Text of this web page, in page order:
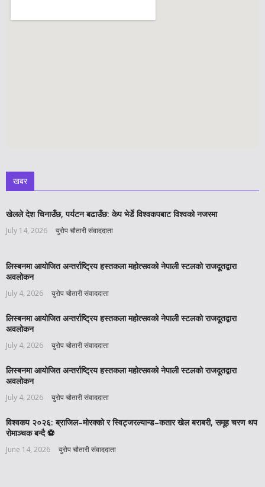
खबर
खेलले देश चिनाउँछ, पर्यटन बढाउँछ: केप भेर्डे विश्वकपबाट विश्वको नजरमा
July 14, 2026 युरोप चौतारी संवाददाता
लिस्बनमा आयोजित अन्तर्राष्ट्रिय हस्तकला महोत्सवको नेपाली स्टलको राजदूतद्वारा
अवलोकन
July 4, 2026 युरोप चौतारी संवाददाता
लिस्बनमा आयोजित अन्तर्राष्ट्रिय हस्तकला महोत्सवको नेपाली स्टलको राजदूतद्वारा
अवलोकन
July 4, 2026 युरोप चौतारी संवाददाता
लिस्बनमा आयोजित अन्तर्राष्ट्रिय हस्तकला महोत्सवको नेपाली स्टलको राजदूतद्वारा
अवलोकन
July 4, 2026 युरोप चौतारी संवाददाता
विश्वकप २०२६: ब्राजिल–मोरक्को र स्विट्जरल्यान्ड–कतार खेल बराबरी, समूह चरण थप
रोमाञ्चक बन्दै ⚽️
June 14, 2026 युरोप चौतारी संवाददाता